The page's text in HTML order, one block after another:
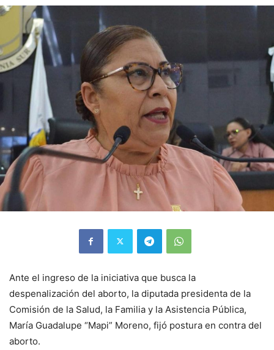
Ante el ingreso de la iniciativa que busca la
despenalización del aborto, la diputada presidenta de la
Comisión de la Salud, la Familia y la Asistencia Pública,
María Guadalupe “Mapi” Moreno, fijó postura en contra del
aborto.